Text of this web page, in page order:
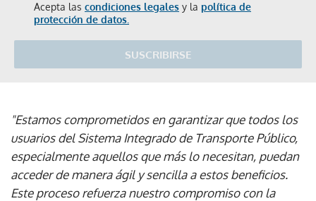
Acepta las condiciones legales y la política de
protección de datos.
SUSCRIBIRSE
"Estamos comprometidos en garantizar que todos los
usuarios del Sistema Integrado de Transporte Público,
especialmente aquellos que más lo necesitan, puedan
acceder de manera ágil y sencilla a estos beneficios.
Este proceso refuerza nuestro compromiso con la